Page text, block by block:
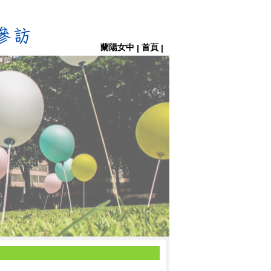
蘭陽女中 | 首頁 |